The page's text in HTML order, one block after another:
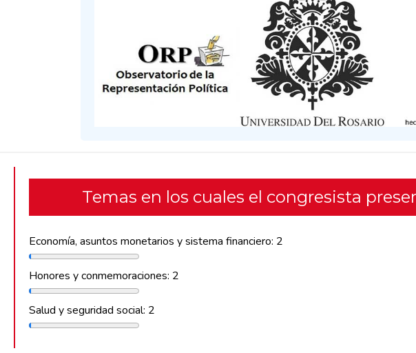
Temas en los cuales el congresista
Economía, asuntos monetarios y sistema financiero: 2
Honores y conmemoraciones: 2
Salud y seguridad social: 2